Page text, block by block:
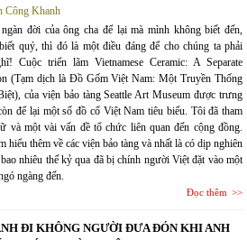
Công Khanh
đời của ông cha để lại mà mình không biết đến,
quý, thì đó là một điều đáng để cho chúng ta phải
Cuộc triển lãm Vietnamese Ceramic: A Separate
(Tạm dịch là Đồ Gốm Việt Nam: Một Truyền Thống
của viện bảo tàng Seattle Art Museum được trưng
để lại một số đồ cổ Việt Nam tiêu biểu. Tôi đã tham
và một vài vấn đề tổ chức liên quan đến cộng đồng.
hiểu thêm về các viện bảo tàng và nhất là có dịp nghiên
nhiêu thế kỷ qua đã bị chính người Việt đặt vào một
ngàng đến.
Đọc thêm
ĐI KHÔNG NGƯỜI ĐƯA ĐÓN KHI ANH